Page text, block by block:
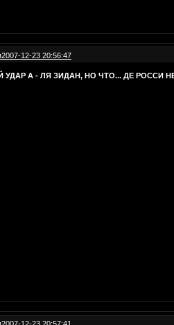
2007-12-23 20:56:47
УДАР А - ЛЯ ЗИДАН, НО ЧТО... ДЕ РОССИ